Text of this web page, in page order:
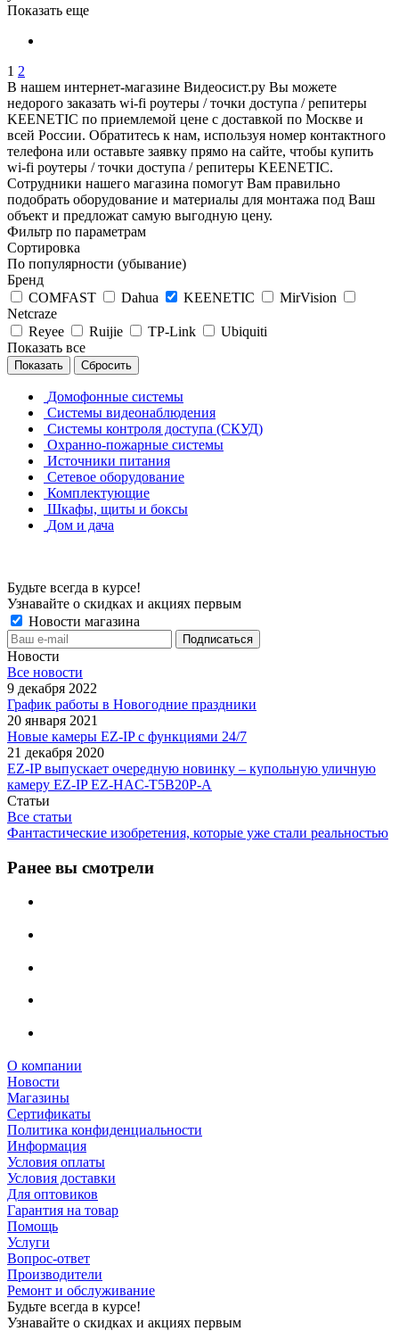
Показать еще
1 2
В нашем интернет-магазине Видеосист.ру Вы можете
недорого заказать wi-fi роутеры / точки доступа / репитеры
KEENETIC по приемлемой цене с доставкой по Москве и
всей России. Обратитесь к нам, используя номер контактного
телефона или оставьте заявку прямо на сайте, чтобы купить
wi-fi роутеры / точки доступа / репитеры KEENETIC.
Сотрудники нашего магазина помогут Вам правильно
подобрать оборудование и материалы для монтажа под Ваш
объект и предложат самую выгодную цену.
Фильтр по параметрам
Сортировка
По популярности (убывание)
Бренд
COMFAST
Dahua KEENETIC
MirVision
Netcraze
Reyee
Ruijie TP-Link
Ubiquiti
Показать все
Сбросить
Домофонные системы
Системы видеонаблюдения
Системы контроля доступа (СКУД)
Охранно-пожарные системы
Источники питания
Сетевое оборудование
Комплектующие
Шкафы, щиты и боксы
Дом и дача
Будьте всегда в курсе!
Узнавайте о скидках и акциях первым
Новости магазина
Новости
Все новости
9 декабря 2022
График работы в Новогодние праздники
20 января 2021
Новые камеры EZ-IP с функциями 24/7
21 декабря 2020
EZ-IP выпускает очередную новинку – купольную уличную
камеру EZ-IP EZ-HAC-T5B20P-A
Статьи
Все статьи
Фантастические изобретения, которые уже стали реальностью
Ранее вы смотрели
О компании
Новости
Магазины
Сертификаты
Политика конфиденциальности
Информация
Условия оплаты
Условия доставки
Для оптовиков
Гарантия на товар
Помощь
Услуги
Вопрос-ответ
Производители
Ремонт и обслуживание
Будьте всегда в курсе!
Узнавайте о скидках и акциях первым